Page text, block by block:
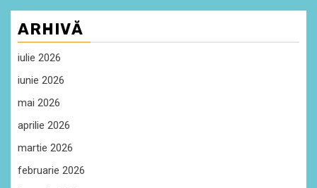
ARHIVĂ
iulie 2026
iunie 2026
mai 2026
aprilie 2026
martie 2026
februarie 2026